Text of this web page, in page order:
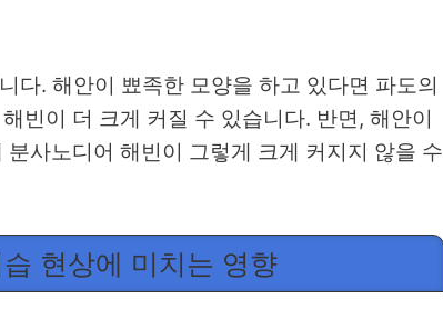
다. 해안이 뾰족한 모양을 하고 있다면 파도의
빈이 더 크게 커질 수 있습니다. 반면, 해안이
사노디어 해빈이 그렇게 크게 커지지 않을 수
현상에 미치는 영향